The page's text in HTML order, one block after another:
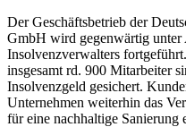
Der Geschäftsbetrieb der
GmbH wird gegenwärtig unter
Insolvenzverwalters
insgesamt rd. 900 Mitarbeiter
Insolvenzgeld gesichert.
Unternehmen weiterhin das
für eine nachhaltige Sanierung